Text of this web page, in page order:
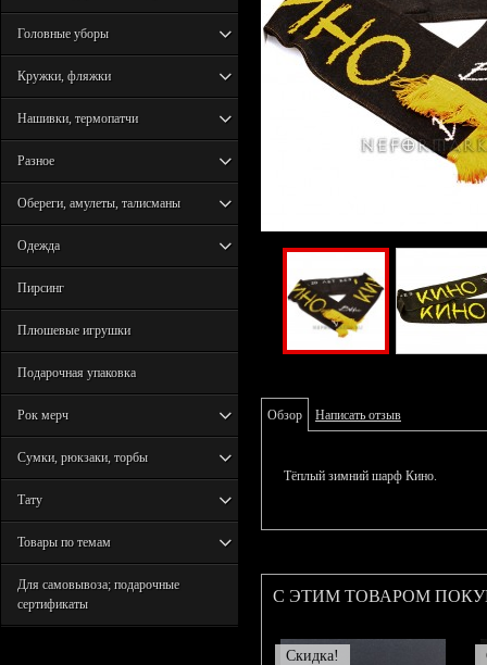
Головные уборы
Кружки, фляжки
Нашивки, термопатчи
Разное
Обереги, амулеты, талисманы
Одежда
Пирсинг
Плюшевые игрушки
Подарочная упаковка
Рок мерч
Сумки, рюкзаки, торбы
Тату
Товары по темам
Для самовывоза; подарочные
сертификаты
Обзор Написать отзыв
Тёплый зимний шарф Кино.
С ЭТИМ ТОВАРОМ
Скидка!